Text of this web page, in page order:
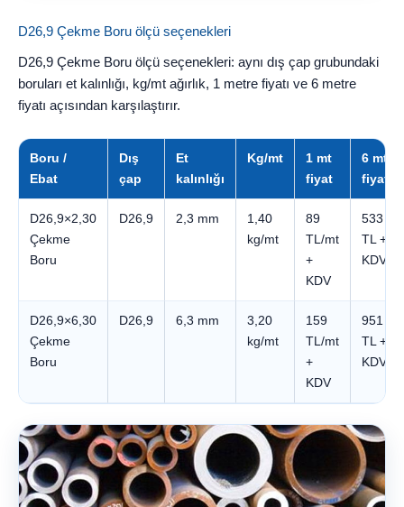
D26,9 Çekme Boru ölçü seçenekleri
D26,9 Çekme Boru ölçü seçenekleri: aynı dış çap grubundaki
boruları et kalınlığı, kg/mt ağırlık, 1 metre fiyatı ve 6 metre
fiyatı açısından karşılaştırır.
Boru /
Ebat
Dış
çap
Et
kalınlığı
Kg/mt
1 mt
fiyat
6 mt
fiyatı
D26,9×2,30
Çekme
Boru
D26,9 2,3 mm
1,40
kg/mt
89
TL/mt
+
KDV
533
TL +
KDV
D26,9×6,30
Çekme
Boru
D26,9 6,3 mm
3,20
kg/mt
159
TL/mt
+
KDV
951
TL +
KDV